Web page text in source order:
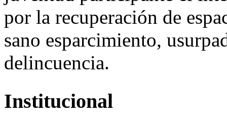
por la recuperación de
sano esparcimiento,
delincuencia.
Institucional